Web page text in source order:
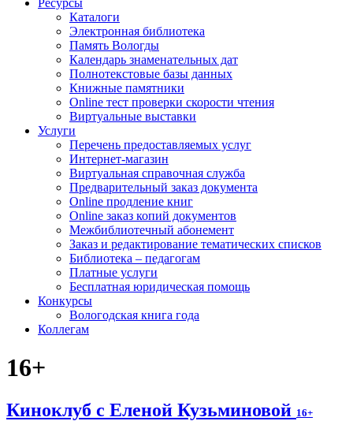
Ресурсы
Каталоги
Электронная библиотека
Память Вологды
Календарь знаменательных дат
Полнотекстовые базы данных
Книжные памятники
Online тест проверки скорости чтения
Виртуальные выставки
Услуги
Перечень предоставляемых услуг
Интернет-магазин
Виртуальная справочная служба
Предварительный заказ документа
Online продление книг
Online заказ копий документов
Межбиблиотечный абонемент
Заказ и редактирование тематических списков
Библиотека – педагогам
Платные услуги
Бесплатная юридическая помощь
Конкурсы
Вологодская книга года
Коллегам
16+
Киноклуб с Еленой Кузьминовой 16+